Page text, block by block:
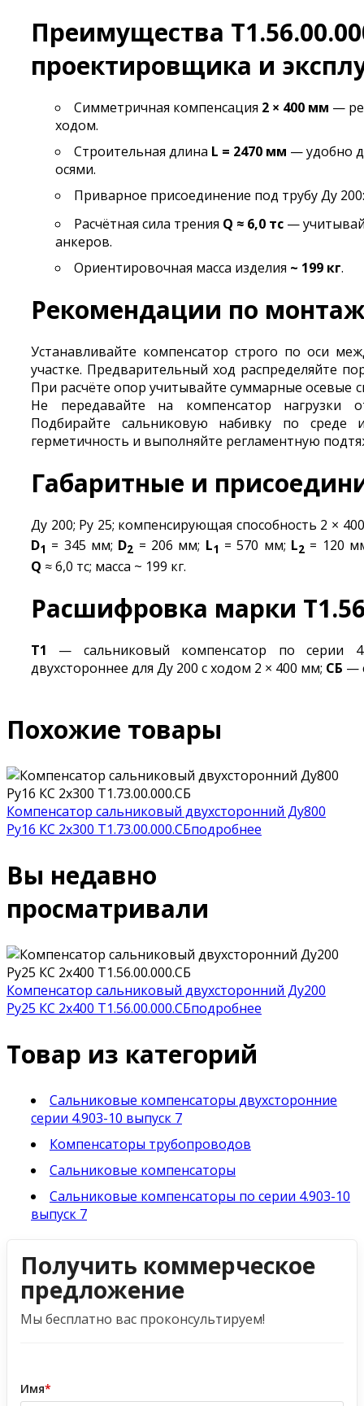
Преимущества
проектировщика и
Симметричная компенсация 2 × 400 мм —
ходом.
Строительная длина L = 2470 мм — удобно
осями.
Приварное присоединение под трубу Ду
Расчётная сила трения Q ≈ 6,0 тс —
анкеров.
Ориентировочная масса изделия ~ 199 кг.
Рекомендации по
Устанавливайте компенсатор строго по оси
участке. Предварительный ход распределяйте
При расчёте опор учитывайте суммарные осевые
Не передавайте на компенсатор нагрузки
Подбирайте сальниковую набивку по среде
герметичность и выполняйте регламентную
Габаритные и
Ду 200; Ру 25; компенсирующая способность 2 ×
D1 = 345 мм; D2 = 206 мм; L1 = 570 мм; L2 = 120
Q ≈ 6,0 тс; масса ~ 199 кг.
Расшифровка марки
Т1 — сальниковый компенсатор по серии
двухстороннее для Ду 200 с ходом 2 × 400 мм; СБ —
Похожие товары
Компенсатор сальниковый двухсторонний Ду800
Ру16 КС 2x300 Т1.73.00.000.СБподробнее
Вы недавно
просматривали
Компенсатор сальниковый двухсторонний Ду200
Ру25 КС 2x400 Т1.56.00.000.СБподробнее
Товар из категорий
Сальниковые компенсаторы двухсторонние
серии 4.903-10 выпуск 7
Компенсаторы трубопроводов
Сальниковые компенсаторы
Сальниковые компенсаторы по серии 4.903-10
выпуск 7
Имя*
Получить коммерческое
предложение
Мы бесплатно вас проконсультируем!